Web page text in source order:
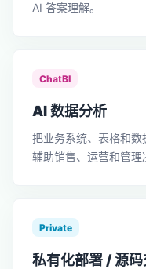
AI 答案理解。
ChatBI
AI 数据分析
把业务系统、表格和数
辅助销售、运营和管理
Private
私有化部署 / 源